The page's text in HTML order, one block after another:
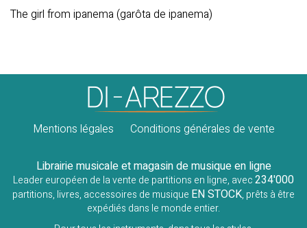
The girl from ipanema (garôta de ipanema)
Mentions légales Conditions générales de vente
Librairie musicale et magasin de musique en ligne
Leader européen de la vente de partitions en ligne, avec234'000
partitions, livres, accessoires de musique EN STOCK, prêts à être
expédiés dans le monde entier.